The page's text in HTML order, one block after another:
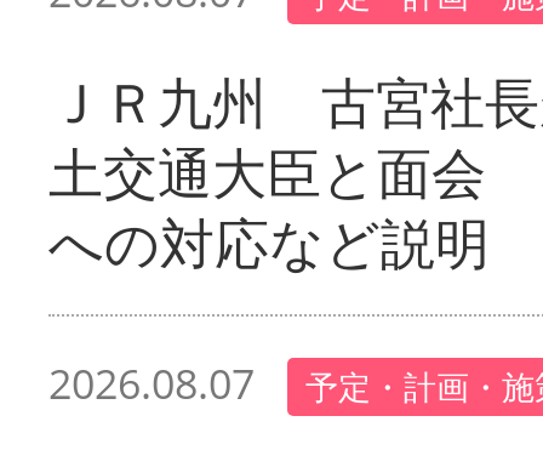
ＪＲ九州 古宮社
土交通大臣と面会
への対応など説明
2026.08.07 予定・計画・